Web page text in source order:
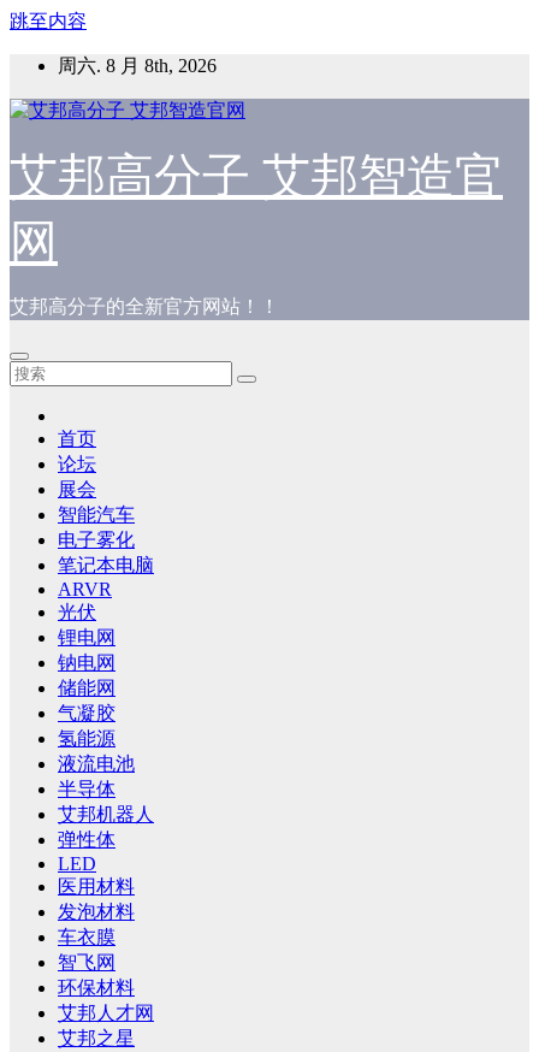
跳至内容
周六. 8 月 8th, 2026
艾邦高分子 艾邦智造官
网
艾邦高分子的全新官方网站！！
首页
论坛
展会
智能汽车
电子雾化
笔记本电脑
ARVR
光伏
锂电网
钠电网
储能网
气凝胶
氢能源
液流电池
半导体
艾邦机器人
弹性体
LED
医用材料
发泡材料
车衣膜
智飞网
环保材料
艾邦人才网
艾邦之星